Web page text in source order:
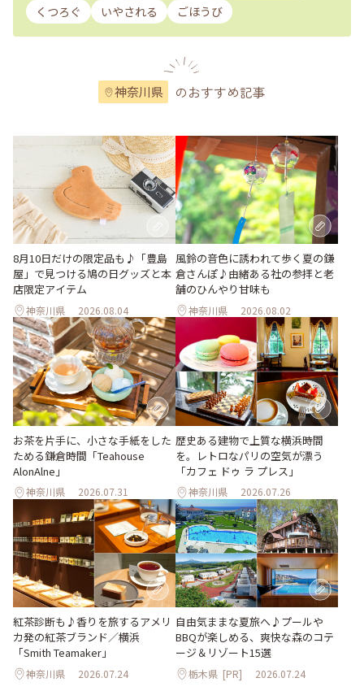
くつろぐ
いやされる ごほうび
神奈川県 のおすすめ記事
8月10日だけの限定品も♪「豊島
屋」で見つける鳩の日グッズと本
店限定アイテム
神奈川県 2026.08.04
風鈴の音色に誘われて歩く夏の鎌
倉さんぽ♪由緒ある社の参拝と老
舗のひんやり甘味も
神奈川県 2026.08.02
お茶を片手に、小さな手紙をした
ためる鎌倉時間「Teahouse
AlonAlne」
神奈川県 2026.07.31
歴史ある建物で上質な横浜時間
を。レトロなパリの空気が漂う
「カフェ ドゥ ラ プレス」
神奈川県 2026.07.26
紅茶診断も♪香りを旅するアメリ
カ発の紅茶ブランド／横浜
「Smith Teamaker」
神奈川県 2026.07.24
自由気ままな夏旅へ♪プールや
BBQが楽しめる、爽快な森のコテ
ージ＆リゾート15選
栃木県 [PR] 2026.07.24